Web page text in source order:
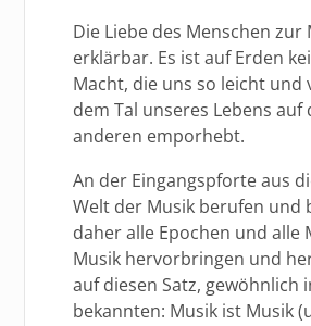
Die Liebe des Menschen zur
erklärbar. Es ist auf Erden
Macht, die uns so leicht und
dem Tal unseres Lebens auf
anderen emporhebt.
An der Eingangspforte aus
Welt der Musik berufen und
daher alle Epochen und alle
Musik hervorbringen und
auf diesen Satz, gewöhnlich
bekannten: Musik ist Musik